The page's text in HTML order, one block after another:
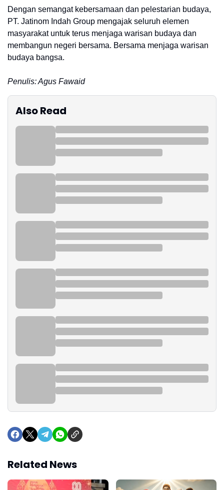
Dengan semangat kebersamaan dan pelestarian budaya,
PT. Jatinom Indah Group mengajak seluruh elemen
masyarakat untuk terus menjaga warisan budaya dan
membangun negeri bersama. Bersama menjaga warisan
budaya bangsa.
Penulis: Agus Fawaid
Also Read
Related News